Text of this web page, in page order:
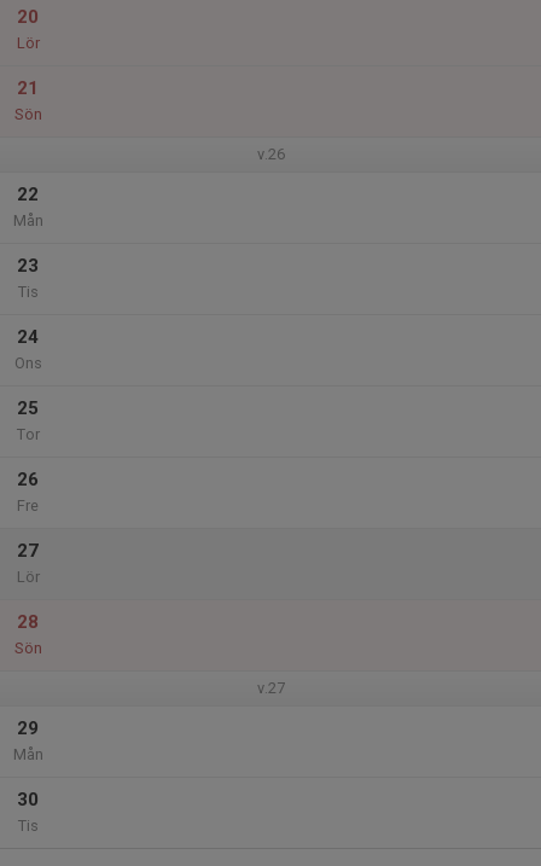
20
Lör
21
Sön
v.26
22
Mån
23
Tis
24
Ons
25
Tor
26
Fre
27
Lör
28
Sön
v.27
29
Mån
30
Tis